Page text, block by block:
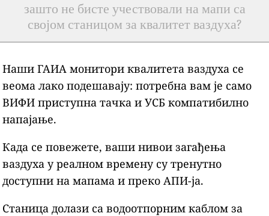
зашто не бисте учествовали на мапи са
својом станицом за квалитет ваздуха?
Наши ГАИА монитори квалитета ваздуха се
веома лако подешавају: потребна вам је само
ВИФИ приступна тачка и УСБ компатибилно
напајање.
Када се повежете, ваши нивои загађења
ваздуха у реалном времену су тренутно
доступни на мапама и преко АПИ-ја.
Станица долази са водоотпорним каблом за